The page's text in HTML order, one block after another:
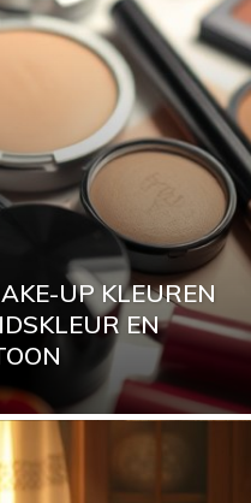
UP KLEUREN
EN